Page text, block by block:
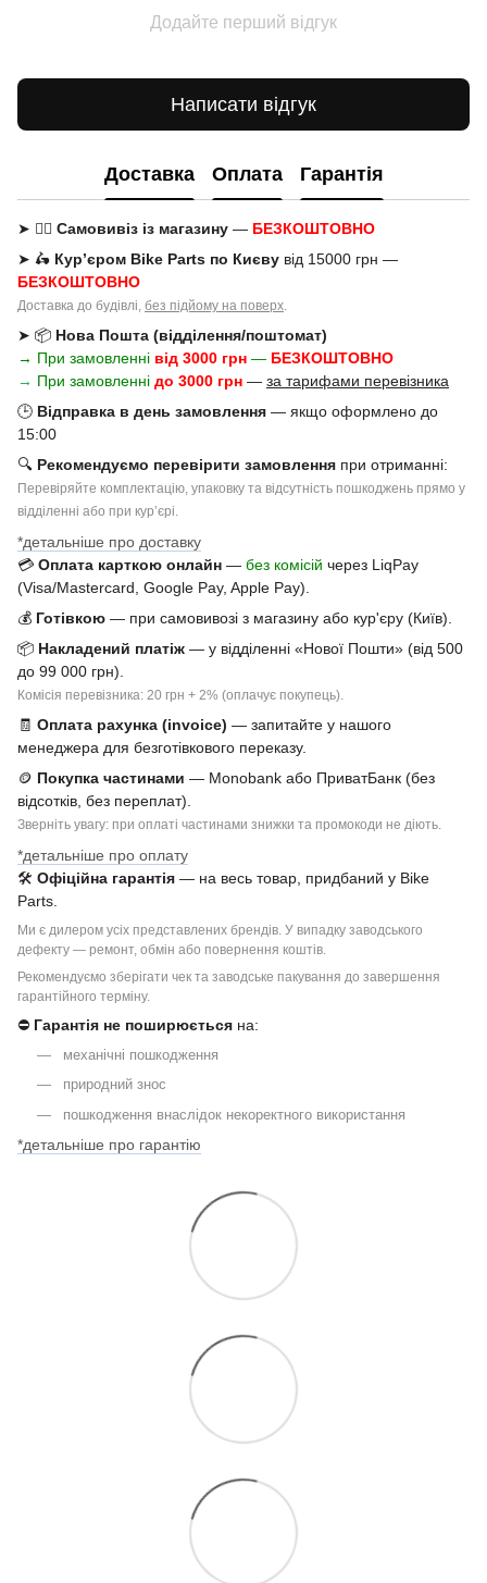
Додайте перший відгук
Написати відгук
Доставка Оплата Гарантія
➤ 🚶‍♂️ Самовивіз із магазину — БЕЗКОШТОВНО
➤ 🛵 Кур’єром Bike Parts по Києву від 15000 грн —
БЕЗКОШТОВНО
Доставка до будівлі, без підйому на поверх.
➤ 📦 Нова Пошта (відділення/поштомат)
→ При замовленні від 3000 грн — БЕЗКОШТОВНО
→ При замовленні до 3000 грн — за тарифами перевізника
🕒 Відправка в день замовлення — якщо оформлено до
15:00
🔍 Рекомендуємо перевірити замовлення при отриманні:
Перевіряйте комплектацію, упаковку та відсутність пошкоджень прямо у
відділенні або при курʼєрі.
*детальніше про доставку
💳 Оплата карткою онлайн — без комісій через LiqPay
(Visa/Mastercard, Google Pay, Apple Pay).
💰 Готівкою — при самовивозі з магазину або кур'єру (Київ).
📦 Накладений платіж — у відділенні «Нової Пошти» (від 500
до 99 000 грн).
Комісія перевізника: 20 грн + 2% (оплачує покупець).
🧾 Оплата рахунка (invoice) — запитайте у нашого
менеджера для безготівкового переказу.
🪙 Покупка частинами — Monobank або ПриватБанк (без
відсотків, без переплат).
Зверніть увагу: при оплаті частинами знижки та промокоди не діють.
*детальніше про оплату
🛠 Офіційна гарантія — на весь товар, придбаний у Bike
Parts.
Ми є дилером усіх представлених брендів. У випадку заводського
дефекту — ремонт, обмін або повернення коштів.
Рекомендуємо зберігати чек та заводське пакування до завершення
гарантійного терміну.
⛔ Гарантія не поширюється на:
механічні пошкодження
природний знос
пошкодження внаслідок некоректного використання
*детальніше про гарантію